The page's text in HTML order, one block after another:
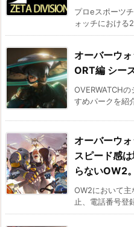
プロeスポーツ
ォッチにおける
オーバーウ
ORT編 シー
OVERWATCH
すめパークを紹
オーバーウ
スピード感
らないOW2。
OW2において
止、電話番号登